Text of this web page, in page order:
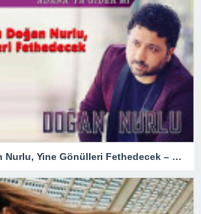
Ses Sanatçısı Doğan Nurlu, Yine Gönülleri Fethedecek – Magazin